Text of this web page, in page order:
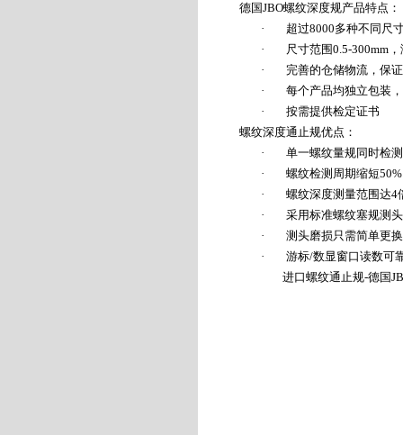
德国JBO螺纹深度规产品特点：
·
超过8000多种不同尺
·
尺寸范围0.5-300mm
·
完善的仓储物流，保
·
每个产品均独立包装
·
按需提供检定证书
螺纹深度通止规优点：
·
单一螺纹量规同时检
·
螺纹检测周期缩短50%
·
螺纹深度测量范围达4
·
采用标准螺纹塞规测头
·
测头磨损只需简单更
·
游标/数显窗口读数可
进口螺纹通止规-德国